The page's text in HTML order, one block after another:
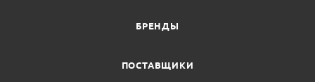
БРЕНДЫ
ПОСТАВЩИКИ